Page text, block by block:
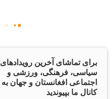
برای تماشای آخرین رویدادهای
سیاسی، فرهنگی، ورزشی و
اجتماعی افغانستان و جهان به
کانال ما بپیوندید